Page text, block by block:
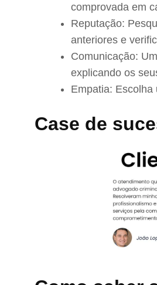
comprovada em
Reputação:
anteriores e
Comunicação:
explicando os
Empatia:
Case de